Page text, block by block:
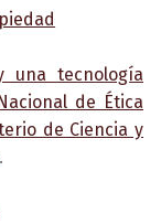
una tecnología
de Ética
de Ciencia y
.